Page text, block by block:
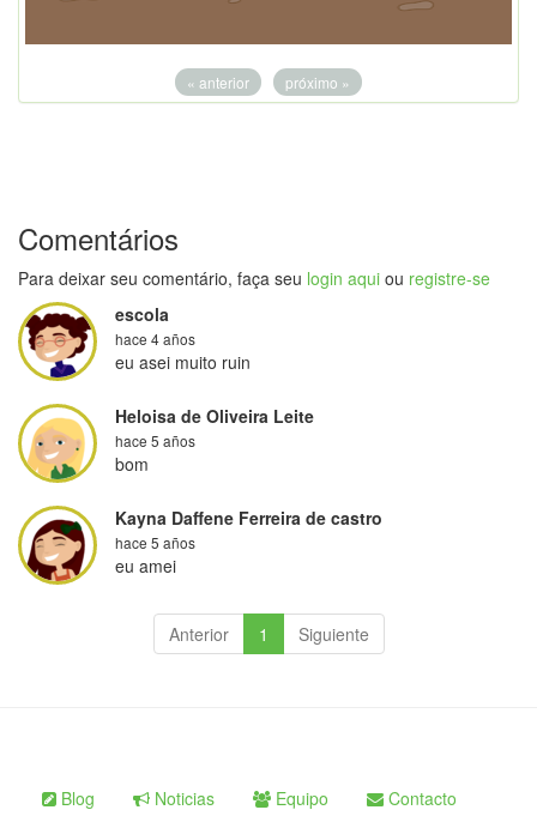
« anterior próximo »
Comentários
Para deixar seu comentário, faça seu login aqui ou registre-se
escola
hace 4 años
eu asei muito ruin
Heloisa de Oliveira Leite
hace 5 años
bom
Kayna Daffene Ferreira de castro
hace 5 años
eu amei
Anterior 1 Siguiente
Blog Noticias Equipo Contacto